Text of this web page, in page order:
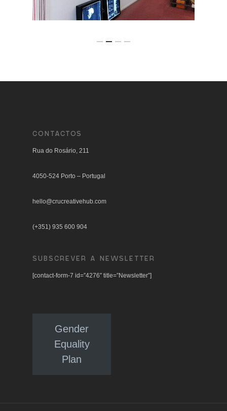
CONTACTOS
Rua do Rosário, 211
4050-524 Porto – Portugal
hello@crucreativehub.com
(+351) 935 600 904
SUBSCREVER A NEWSLETTER
[contact-form-7 id=”4276″ title=”Newsletter”]
Gender
Equality
Plan